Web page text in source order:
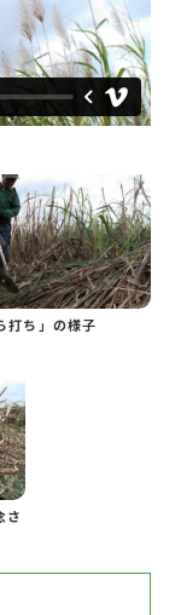
打ち」の様子
さ